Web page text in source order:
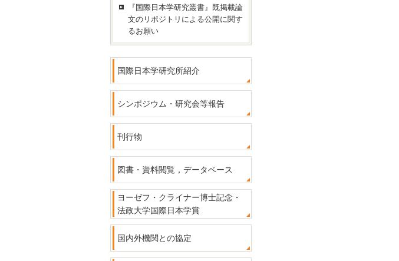
『国際日本学研究叢書』既掲載論
文のリポジトリによる公開に関す
るお願い
国際日本学研究所紹介
シンポジウム・研究会等報告
刊行物
図書・資料閲覧，データベース
ヨーゼフ・クライナー博士記念・
法政大学国際日本学賞
国内外機関との協定